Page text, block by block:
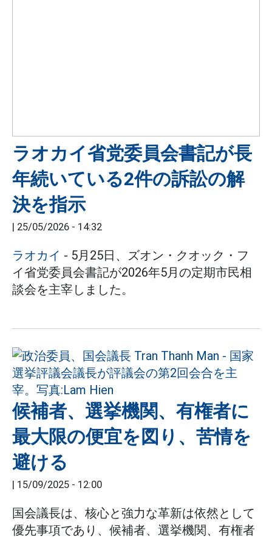
ラオカイ省党委員会書記が長
年続いている2件の訴訟の解
決を指示
| 25/05/2026 - 14:32
ラオカイ - 5月25日、ズオン・クオック・フ
イ省党委員会書記が2026年5月の定期市民相
談会を主宰しました。
候補者、選挙機関、有権者に
最大限の便宜を図り、苦情を
避ける
| 15/09/2025 - 12:00
国会議長は、核心と強力な革新は依然として
優先事項であり、候補者、選挙機関、有権者